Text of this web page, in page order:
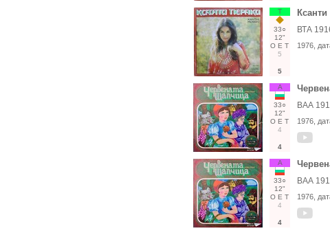
Т
33○
12"
О Е Т
5
5
ВТА
1976 ,
А
33○
12"
О Е Т
4
4
ВАА
1976 ,
А
33○
12"
О Е Т
4
4
ВАА
1976 ,